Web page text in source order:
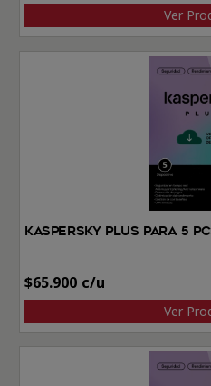
Ver
Kaspersky Plus Para 5
$65.900
Ver